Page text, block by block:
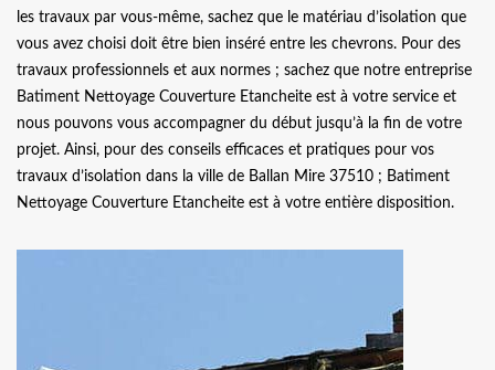
les travaux par vous-même, sachez que le matériau d’isolation que
vous avez choisi doit être bien inséré entre les chevrons. Pour des
travaux professionnels et aux normes ; sachez que notre entreprise
Batiment Nettoyage Couverture Etancheite est à votre service et
nous pouvons vous accompagner du début jusqu’à la fin de votre
projet. Ainsi, pour des conseils efficaces et pratiques pour vos
travaux d’isolation dans la ville de Ballan Mire 37510 ; Batiment
Nettoyage Couverture Etancheite est à votre entière disposition.